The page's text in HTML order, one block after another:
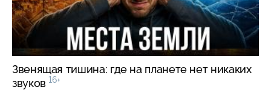
Звенящая тишина: где на планете нет никаких
звуков 16+